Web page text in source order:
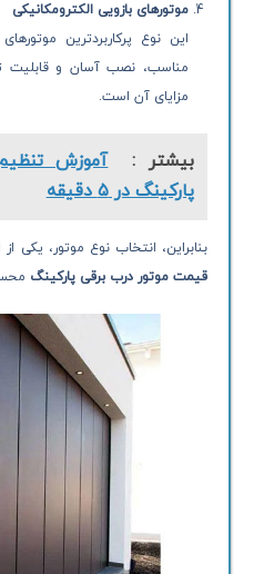
موتورهای بازویی الکترومکانیکی
این نوع پرکاربردترین
مناسب، نصب آسان و قابلیت
مزایای آن است.
بیشتر :
آموزش
پارکینگ در ۵ دقیقه
بنابراین، انتخاب نوع موتور، یکی
قیمت موتور درب برقی پارکینگ